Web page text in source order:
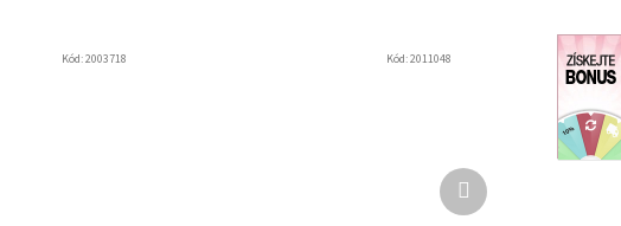
Kód:2003718 Kód:2011048
Další
produkt